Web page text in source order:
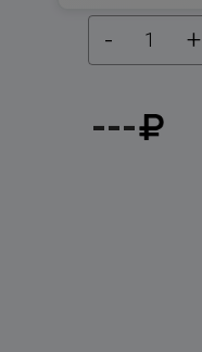
- 1 +
---